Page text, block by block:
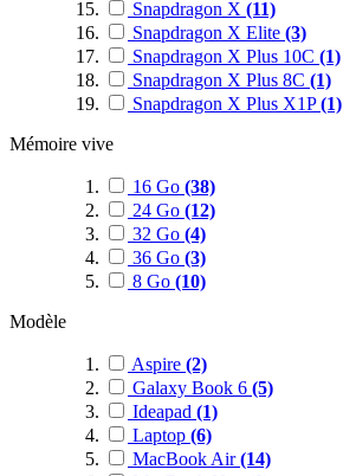
Snapdragon X (11)
Snapdragon X Elite (3)
Snapdragon X Plus 10C (1)
Snapdragon X Plus 8C (1)
Snapdragon X Plus X1P(1)
Mémoire vive
16 Go (38)
24 Go (12)
32 Go (4)
36 Go (3)
8 Go (10)
Modèle
Aspire (2)
Galaxy Book 6 (5)
Ideapad (1)
Laptop (6)
MacBook Air(14)